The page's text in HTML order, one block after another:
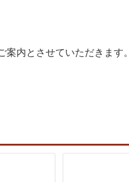
内とさせていただきます。